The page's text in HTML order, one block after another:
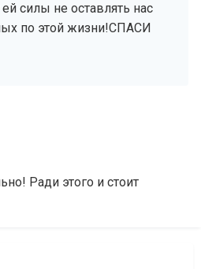
силы не оставлять нас
по этой жизни!СПАСИ
Ради этого и стоит